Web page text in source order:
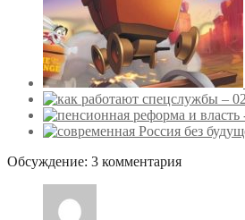
Обсуждение: 3 комментария